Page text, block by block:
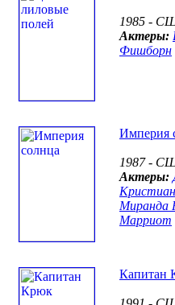
1985 -
Актеры:
Фишборн
Империя
1987 -
Актеры:
Миранда
Марриот
Капитан